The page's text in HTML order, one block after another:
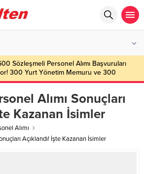
Sözleşmeli Personel Alımı Başvuruları
300 Yurt Yönetim Memuru ve 300
Çalışanı Alınacak
Alımı Sonuçları
Kazanan İsimler
Alımı
Açıklandı! İşte Kazanan İsimler